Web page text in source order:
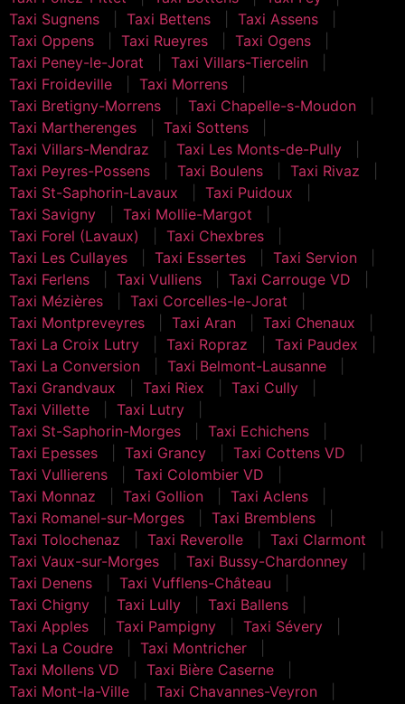
Taxi Sugnens
Taxi Bettens
Taxi Assens
Taxi Oppens
Taxi Rueyres
Taxi Ogens
Taxi Peney-le-Jorat
Taxi Villars-Tiercelin
Taxi Froideville
Taxi Morrens
Taxi Bretigny-Morrens
Taxi Chapelle-s-Moudon
Taxi Martherenges
Taxi Sottens
Taxi Villars-Mendraz
Taxi Les Monts-de-Pully
Taxi Peyres-Possens
Taxi Boulens
Taxi Rivaz
Taxi St-Saphorin-Lavaux
Taxi Puidoux
Taxi Savigny
Taxi Mollie-Margot
Taxi Forel (Lavaux)
Taxi Chexbres
Taxi Les Cullayes
Taxi Essertes
Taxi Servion
Taxi Ferlens
Taxi Vulliens
Taxi Carrouge VD
Taxi Mézières
Taxi Corcelles-le-Jorat
Taxi Montpreveyres
Taxi Aran
Taxi Chenaux
Taxi La Croix Lutry
Taxi Ropraz
Taxi Paudex
Taxi La Conversion
Taxi Belmont-Lausanne
Taxi Grandvaux
Taxi Riex
Taxi Cully
Taxi Villette
Taxi Lutry
Taxi St-Saphorin-Morges
Taxi Echichens
Taxi Epesses
Taxi Grancy
Taxi Cottens VD
Taxi Vullierens
Taxi Colombier VD
Taxi Monnaz
Taxi Gollion
Taxi Aclens
Taxi Romanel-sur-Morges
Taxi Bremblens
Taxi Tolochenaz
Taxi Reverolle
Taxi Clarmont
Taxi Vaux-sur-Morges
Taxi Bussy-Chardonney
Taxi Denens
Taxi Vufflens-Château
Taxi Chigny
Taxi Lully
Taxi Ballens
Taxi Apples
Taxi Pampigny
Taxi Sévery
Taxi La Coudre
Taxi Montricher
Taxi Mollens VD
Taxi Bière Caserne
Taxi Mont-la-Ville
Taxi Chavannes-Veyron